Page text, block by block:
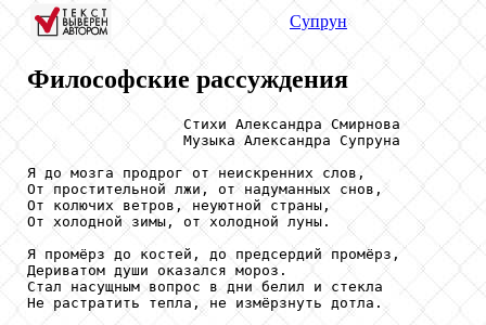
Супрун
Философские рассуждения
                  Стихи Александра Смирнова
                  Музыка Александра Супруна
Я до мозга продрог от неискренних слов,
От простительной лжи, от надуманных снов,
От колючих ветров, неуютной страны,
От холодной зимы, от холодной луны.
Я промёрз до костей, до предсердий промёрз,
Дериватом души оказался мороз.
Стал насущным вопрос в дни белил и стекла
Не растратить тепла, не измёрзнуть дотла.